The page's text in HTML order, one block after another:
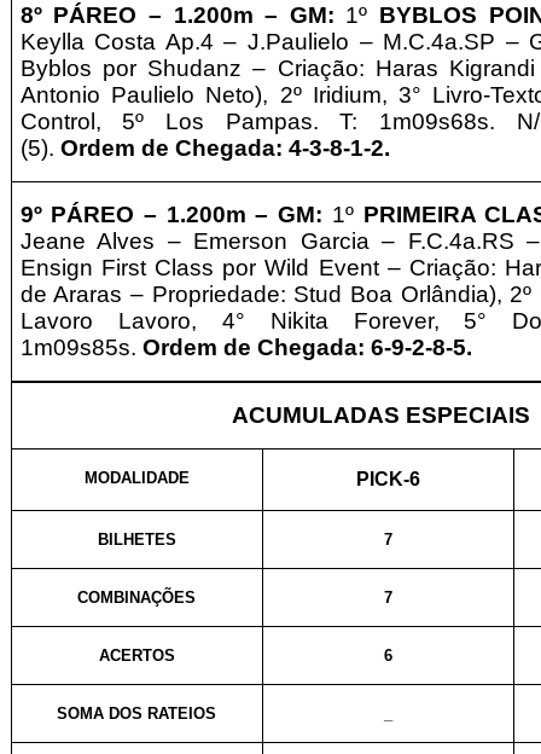
8º PÁREO – 1.200m – GM: 1º BYBLOS
Keylla Costa Ap.4 – J.Paulielo – M.C.4a.SP –
Byblos por Shudanz – Criação: Haras Kigrandi
Antonio Paulielo Neto), 2º Iridium, 3° Livro-
Control, 5º Los Pampas. T: 1m09s68s. N/
(5). Ordem de Chegada: 4-3-8-1-2.
9º PÁREO – 1.200m – GM: 1º PRIMEIRA
Jeane Alves – Emerson Garcia – F.C.4a.RS
Ensign First Class por Wild Event – Criação:
de Araras – Propriedade: Stud Boa Orlândia), 2º
Lavoro Lavoro, 4° Nikita Forever, 5°
1m09s85s. Ordem de Chegada: 6-9-2-8-5.
ACUMULADAS ESPECIAIS
MODALIDADE PICK-6
BILHETES 7
COMBINAÇÕES 7
ACERTOS 6
SOMA DOS RATEIOS